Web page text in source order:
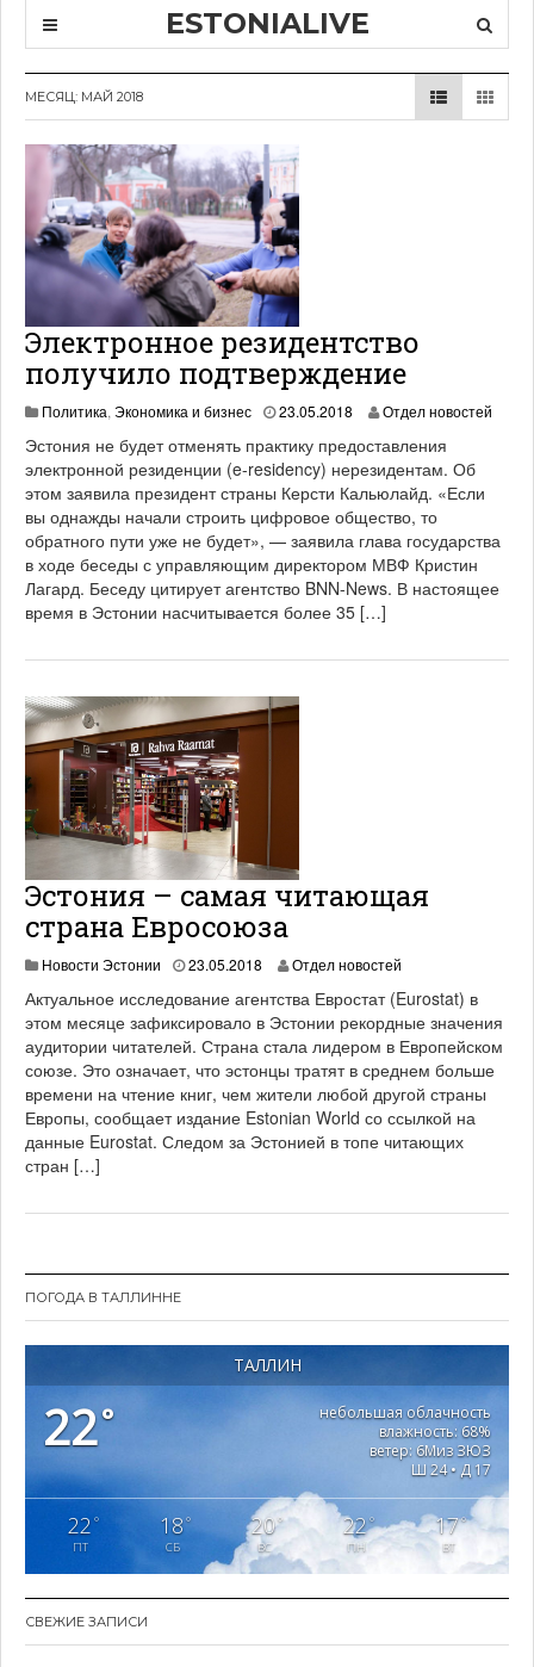
ESTONIALIVE
МЕСЯЦ: МАЙ 2018
Электронное резидентство
получило подтверждение
Политика, Экономика и бизнес 23.05.2018
.
0
6
.
0
2
1
Отдел новостей
Эстония не будет отменять практику предоставления
электронной резиденции (e-residency) нерезидентам. Об
этом заявила президент страны Керсти Кальюлайд. «Если
вы однажды начали строить цифровое общество, то
обратного пути уже не будет», — заявила глава государства
в ходе беседы с управляющим директором МВФ Кристин
Лагард. Беседу цитирует агентство BNN-News. В настоящее
время в Эстонии насчитывается более 35 […]
Эстония – самая читающая
страна Евросоюза
Новости Эстонии 23.05.2018
.
0
6
.
0
2
1
Отдел новостей
Актуальное исследование агентства Евростат (Eurostat) в
этом месяце зафиксировало в Эстонии рекордные значения
аудитории читателей. Страна стала лидером в Европейском
союзе. Это означает, что эстонцы тратят в среднем больше
времени на чтение книг, чем жители любой другой страны
Европы, сообщает издание Estonian World со ссылкой на
данные Eurostat. Следом за Эстонией в топе читающих
стран […]
ПОГОДА В ТАЛЛИННЕ
ТАЛЛИН
22°
небольшая облачность
влажность: 68%
ветер: 6Миз ЗЮЗ
Ш 24 • Д 17
22 °
ПТ
18°
СБ
20°
ВС
22°
ПН
17°
ВТ
СВЕЖИЕ ЗАПИСИ